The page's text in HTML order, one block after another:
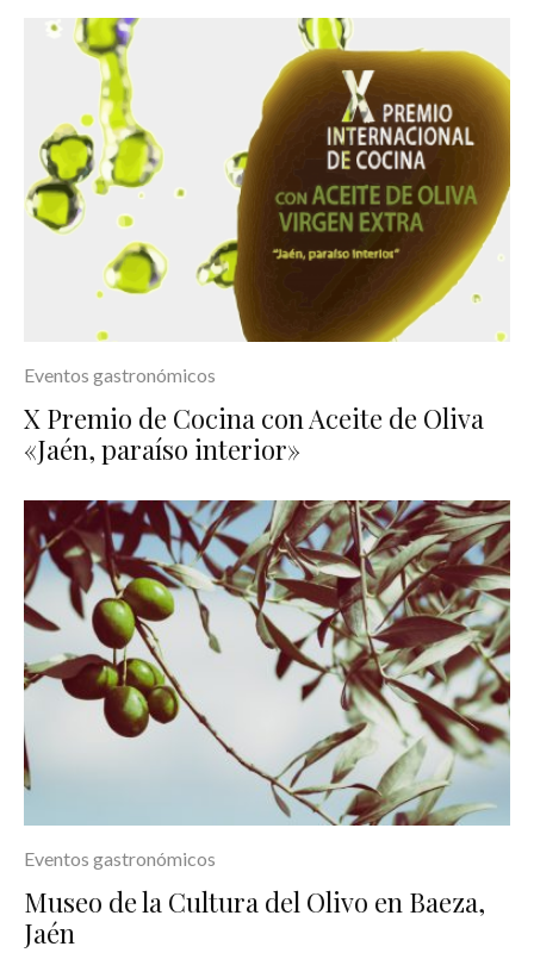
Eventos gastronómicos
X Premio de Cocina con Aceite de Oliva
«Jaén, paraíso interior»
Eventos gastronómicos
Museo de la Cultura del Olivo en Baeza,
Jaén